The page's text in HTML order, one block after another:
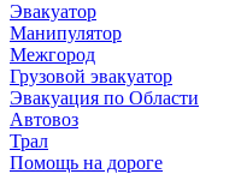
Эвакуатор
Манипулятор
Межгород
Грузовой эвакуатор
Эвакуация по Области
Автовоз
Трал
Помощь на дороге